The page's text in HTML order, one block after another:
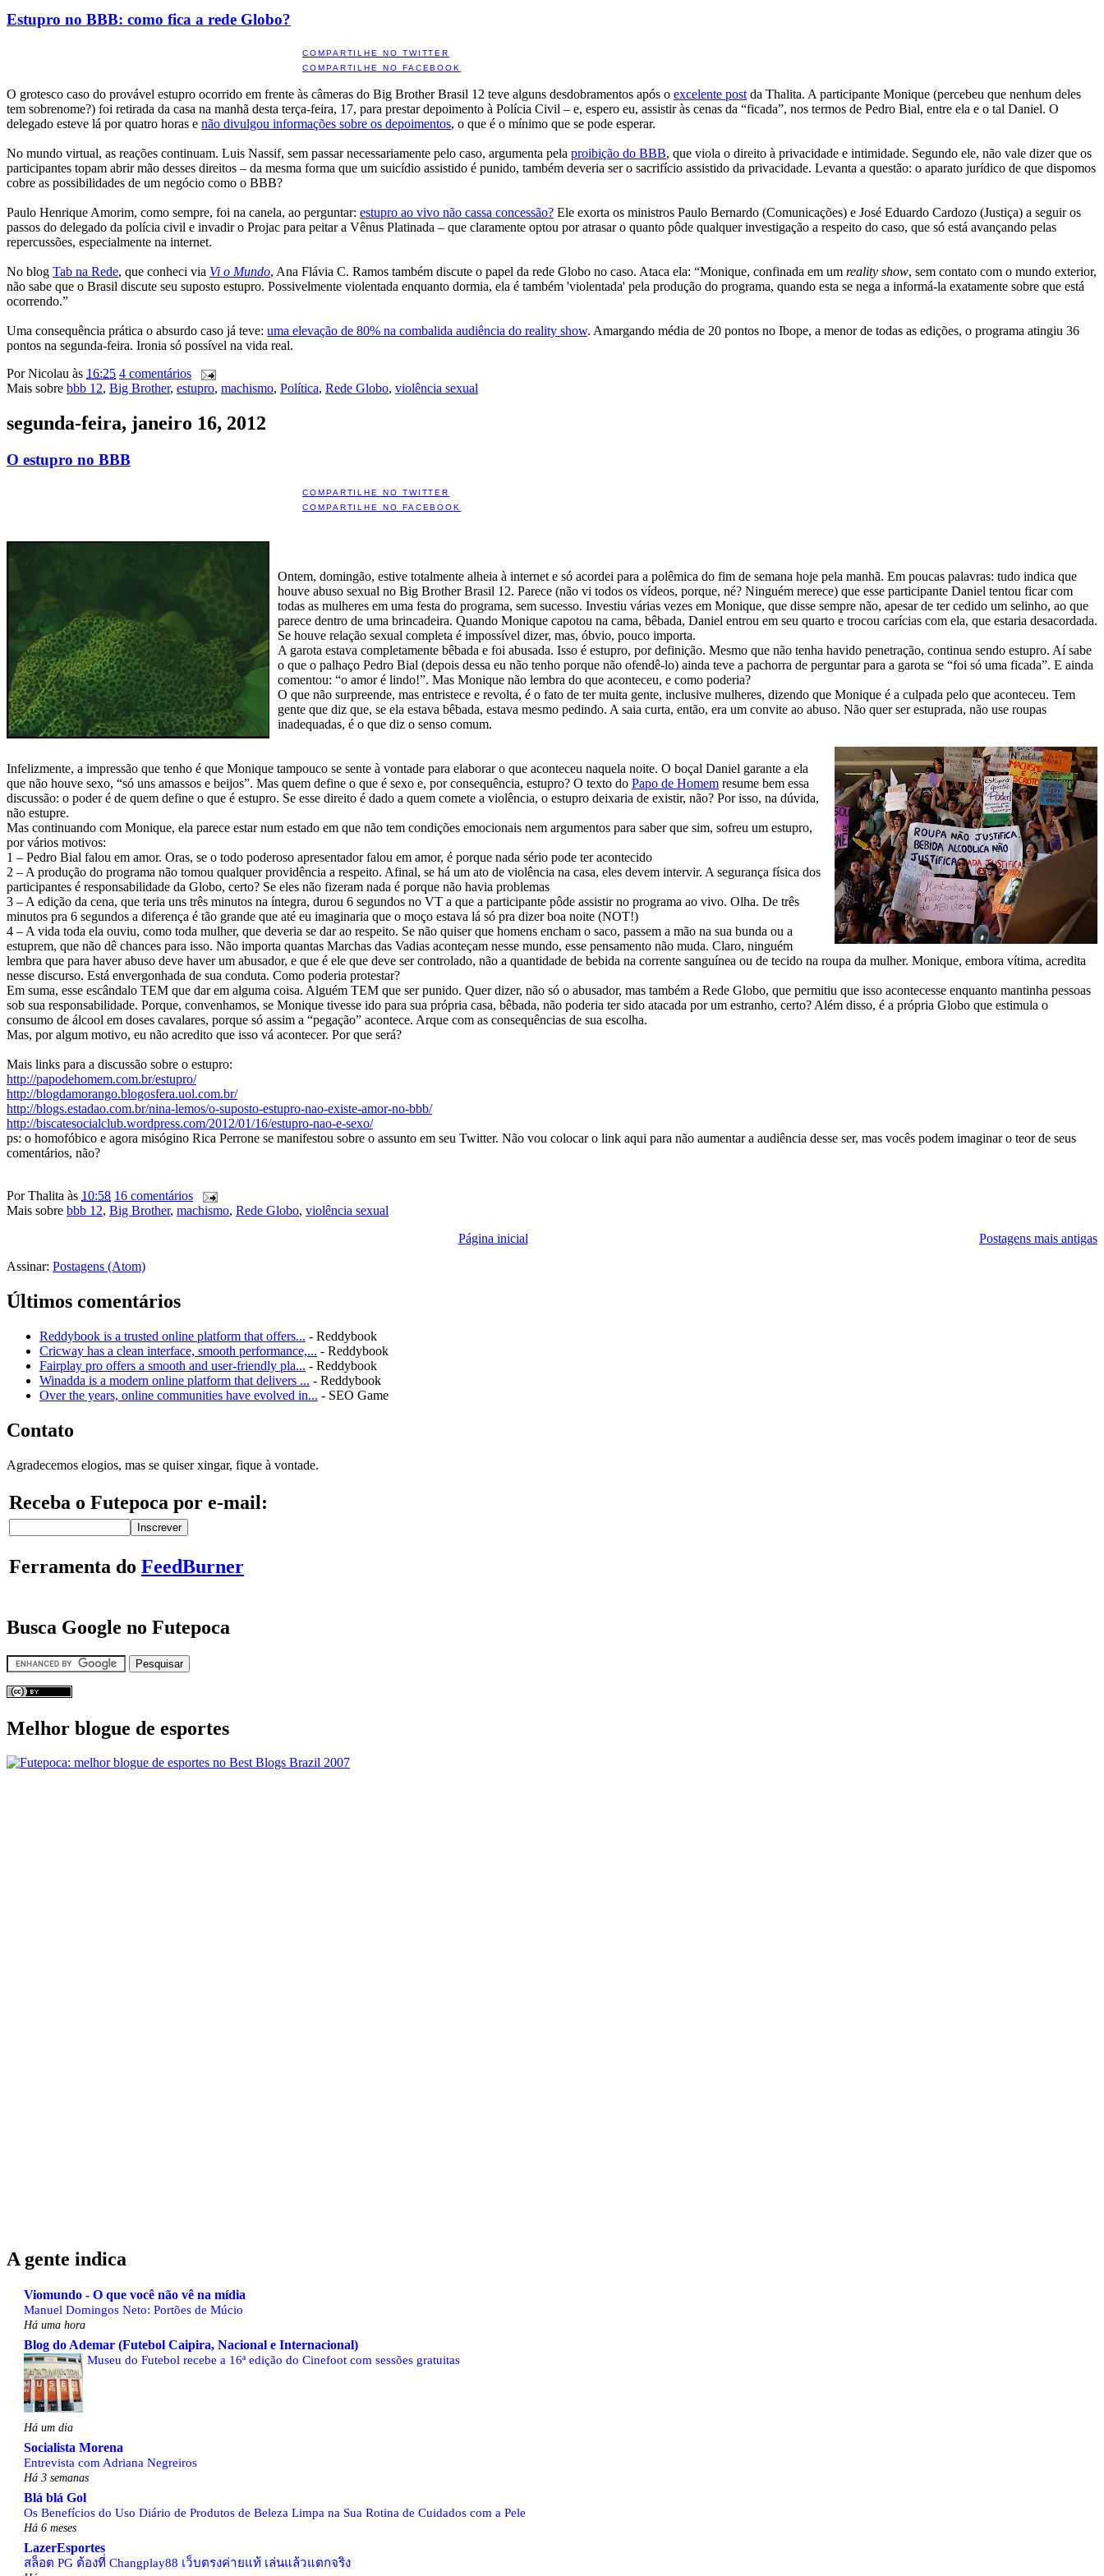
Estupro no BBB: como fica a rede Globo?
COMPARTILHE NO TWITTER
COMPARTILHE NO FACEBOOK
O grotesco caso do provável estupro ocorrido em frente às câmeras do Big Brother Brasil 12 teve alguns desdobramentos após o excelente post da Thalita. A participante Monique (percebeu que nenhum deles
tem sobrenome?) foi retirada da casa na manhã desta terça-feira, 17, para prestar depoimento à Polícia Civil – e, espero eu, assistir às cenas da “ficada”, nos termos de Pedro Bial, entre ela e o tal Daniel. O
delegado esteve lá por quatro horas e não divulgou informações sobre os depoimentos, o que é o mínimo que se pode esperar.
No mundo virtual, as reações continuam. Luis Nassif, sem passar necessariamente pelo caso, argumenta pela proibição do BBB, que viola o direito à privacidade e intimidade. Segundo ele, não vale dizer que os
participantes topam abrir mão desses direitos – da mesma forma que um suicídio assistido é punido, também deveria ser o sacrifício assistido da privacidade. Levanta a questão: o aparato jurídico de que dispomos
cobre as possibilidades de um negócio como o BBB?
Paulo Henrique Amorim, como sempre, foi na canela, ao perguntar: estupro ao vivo não cassa concessão? Ele exorta os ministros Paulo Bernardo (Comunicações) e José Eduardo Cardozo (Justiça) a seguir os
passos do delegado da polícia civil e invadir o Projac para peitar a Vênus Platinada – que claramente optou por atrasar o quanto pôde qualquer investigação a respeito do caso, que só está avançando pelas
repercussões, especialmente na internet.
No blog Tab na Rede, que conheci via Vi o Mundo, Ana Flávia C. Ramos também discute o papel da rede Globo no caso. Ataca ela: “Monique, confinada em um reality show, sem contato com o mundo exterior,
não sabe que o Brasil discute seu suposto estupro. Possivelmente violentada enquanto dormia, ela é também 'violentada' pela produção do programa, quando esta se nega a informá-la exatamente sobre que está
ocorrendo.”
Uma consequência prática o absurdo caso já teve: uma elevação de 80% na combalida audiência do reality show. Amargando média de 20 pontos no Ibope, a menor de todas as edições, o programa atingiu 36
pontos na segunda-feira. Ironia só possível na vida real.
PorNicolau às 16:25 4 comentários
Mais sobre bbb 12, Big Brother, estupro, machismo, Política, Rede Globo, violência sexual
segunda-feira, janeiro 16, 2012
O estupro no BBB
COMPARTILHE NO TWITTER
COMPARTILHE NO FACEBOOK
Ontem, domingão, estive totalmente alheia à internet e só acordei para a polêmica do fim de semana hoje pela manhã. Em poucas palavras: tudo indica que
houve abuso sexual no Big Brother Brasil 12. Parece (não vi todos os vídeos, porque, né? Ninguém merece) que esse participante Daniel tentou ficar com
todas as mulheres em uma festa do programa, sem sucesso. Investiu várias vezes em Monique, que disse sempre não, apesar de ter cedido um selinho, ao que
parece dentro de uma brincadeira. Quando Monique capotou na cama, bêbada, Daniel entrou em seu quarto e trocou carícias com ela, que estaria desacordada.
Se houve relação sexual completa é impossível dizer, mas, óbvio, pouco importa.
A garota estava completamente bêbada e foi abusada. Isso é estupro, por definição. Mesmo que não tenha havido penetração, continua sendo estupro. Aí sabe
o que o palhaço Pedro Bial (depois dessa eu não tenho porque não ofendê-lo) ainda teve a pachorra de perguntar para a garota se “foi só uma ficada”. E ainda
comentou: “o amor é lindo!”. Mas Monique não lembra do que aconteceu, e como poderia?
O que não surpreende, mas entristece e revolta, é o fato de ter muita gente, inclusive mulheres, dizendo que Monique é a culpada pelo que aconteceu. Tem
gente que diz que, se ela estava bêbada, estava mesmo pedindo. A saia curta, então, era um convite ao abuso. Não quer ser estuprada, não use roupas
inadequadas, é o que diz o senso comum.
Infelizmente, a impressão que tenho é que Monique tampouco se sente à vontade para elaborar o que aconteceu naquela noite. O boçal Daniel garante a ela
que não houve sexo, “só uns amassos e beijos”. Mas quem define o que é sexo e, por consequência, estupro? O texto do Papo de Homem resume bem essa
discussão: o poder é de quem define o que é estupro. Se esse direito é dado a quem comete a violência, o estupro deixaria de existir, não? Por isso, na dúvida,
não estupre.
Mas continuando com Monique, ela parece estar num estado em que não tem condições emocionais nem argumentos para saber que sim, sofreu um estupro,
por vários motivos:
1 – Pedro Bial falou em amor. Oras, se o todo poderoso apresentador falou em amor, é porque nada sério pode ter acontecido
2 – A produção do programa não tomou qualquer providência a respeito. Afinal, se há um ato de violência na casa, eles devem intervir. A segurança física dos
participantes é responsabilidade da Globo, certo? Se eles não fizeram nada é porque não havia problemas
3 – A edição da cena, que teria uns três minutos na íntegra, durou 6 segundos no VT a que a participante pôde assistir no programa ao vivo. Olha. De três
minutos pra 6 segundos a diferença é tão grande que até eu imaginaria que o moço estava lá só pra dizer boa noite (NOT!)
4 – A vida toda ela ouviu, como toda mulher, que deveria se dar ao respeito. Se não quiser que homens encham o saco, passem a mão na sua bunda ou a
estuprem, que não dê chances para isso. Não importa quantas Marchas das Vadias aconteçam nesse mundo, esse pensamento não muda. Claro, ninguém
lembra que para haver abuso deve haver um abusador, e que é ele que deve ser controlado, não a quantidade de bebida na corrente sanguínea ou de tecido na roupa da mulher. Monique, embora vítima, acredita
nesse discurso. Está envergonhada de sua conduta. Como poderia protestar?
Em suma, esse escândalo TEM que dar em alguma coisa. Alguém TEM que ser punido. Quer dizer, não só o abusador, mas também a Rede Globo, que permitiu que isso acontecesse enquanto mantinha pessoas
sob sua responsabilidade. Porque, convenhamos, se Monique tivesse ido para sua própria casa, bêbada, não poderia ter sido atacada por um estranho, certo? Além disso, é a própria Globo que estimula o
consumo de álcool em doses cavalares, porque só assim a “pegação” acontece. Arque com as consequências de sua escolha.
Mas, por algum motivo, eu não acredito que isso vá acontecer. Por que será?
Mais links para a discussão sobre o estupro:
http://papodehomem.com.br/estupro/
http://blogdamorango.blogosfera.uol.com.br/
http://blogs.estadao.com.br/nina-lemos/o-suposto-estupro-nao-existe-amor-no-bbb/
http://biscatesocialclub.wordpress.com/2012/01/16/estupro-nao-e-sexo/
ps: o homofóbico e agora misógino Rica Perrone se manifestou sobre o assunto em seu Twitter. Não vou colocar o link aqui para não aumentar a audiência desse ser, mas vocês podem imaginar o teor de seus
comentários, não?
PorThalita às 10:58 16 comentários
Mais sobre bbb 12, Big Brother, machismo, Rede Globo, violência sexual
Postagens mais antigas
Página inicial
Assinar: Postagens (Atom)
Últimos comentários
Reddybook is a trusted online platform that offers... - Reddybook
Cricway has a clean interface, smooth performance,... - Reddybook
Fairplay pro offers a smooth and user-friendly pla... - Reddybook
Winadda is a modern online platform that delivers ... - Reddybook
Over the years, online communities have evolved in... - SEO Game
Contato
Agradecemos elogios, mas se quiser xingar, fique à vontade.
Receba o Futepoca por e-mail:
Ferramenta do FeedBurner
Busca Google no Futepoca
Melhor blogue de esportes
A gente indica
Viomundo - O que você não vê na mídia
Manuel Domingos Neto: Portões de Múcio
Há uma hora
Blog do Ademar (Futebol Caipira, Nacional e Internacional)
Museu do Futebol recebe a 16ª edição do Cinefoot com sessões gratuitas
Há um dia
Socialista Morena
Entrevista com Adriana Negreiros
Há 3 semanas
Blá blá Gol
Os Benefícios do Uso Diário de Produtos de Beleza Limpa na Sua Rotina de Cuidados com a Pele
Há 6 meses
LazerEsportes
สล็อต PG ต้องที่ Changplay88 เว็บตรงค่ายแท้ เล่นแล้วแตกจริง